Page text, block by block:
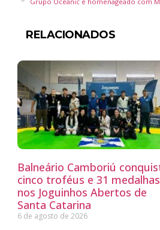
RELACIONADOS
Balneário Camboriú
cinco troféus e 31 medalhas
nos Joguinhos Abertos de
Santa Catarina
6 de agosto de 2026